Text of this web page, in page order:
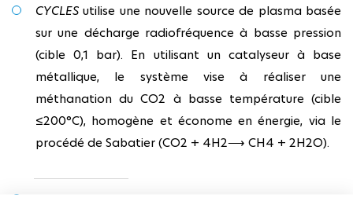
CYCLESutilise une nouvelle source de plasma basée
sur une décharge radiofréquence à basse pression
(cible 0,1 bar). En utilisant un catalyseur à base
métallique, le système vise à réaliser une
méthanation du CO2 à basse température (cible
≤200°C), homogène et économe en énergie, via le
procédé de Sabatier (CO2 + 4H2⟶ CH4 + 2H2O).